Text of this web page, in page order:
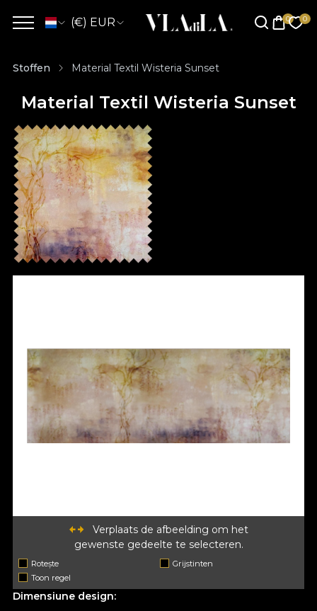
(€) EUR
Stoffen Material Textil Wisteria Sunset
Material Textil Wisteria Sunset
Verplaats de afbeelding om het
gewenste gedeelte te selecteren.
Rotește
Grijstinten
Toon regel
Dimensiune design: